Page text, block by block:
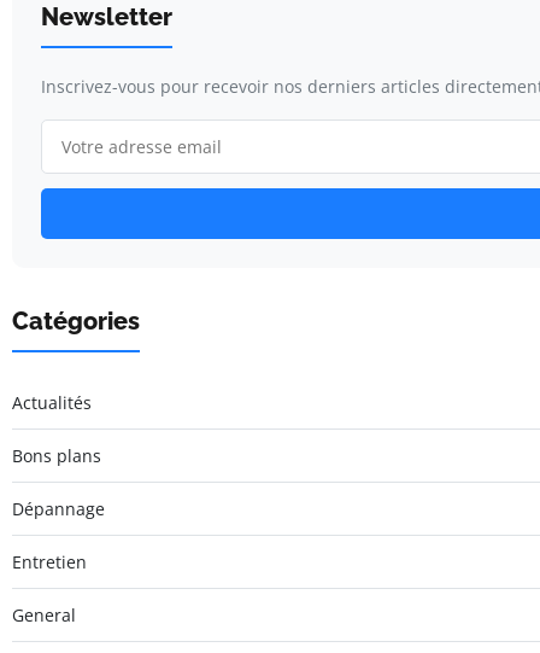
Newsletter
Inscrivez-vous pour recevoir nos derniers articles
Catégories
Actualités
Bons plans
Dépannage
Entretien
General